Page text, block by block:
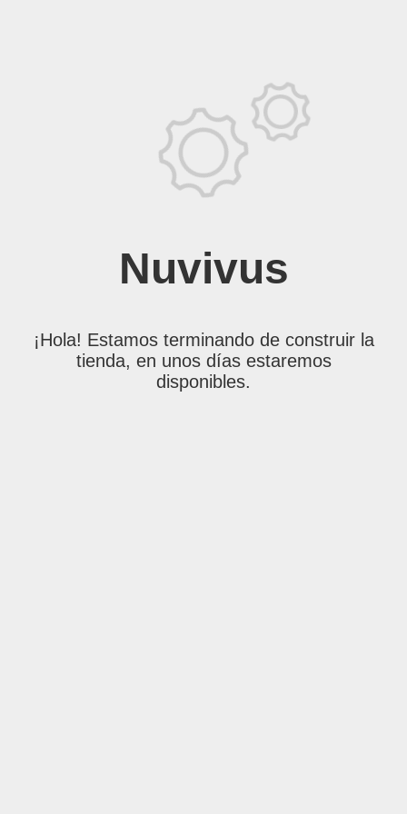
Nuvivus
¡Hola! Estamos terminando de construir la
tienda, en unos días estaremos
disponibles.